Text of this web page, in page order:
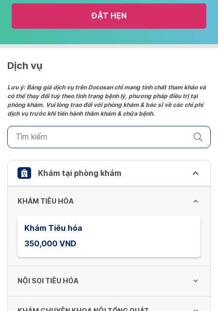
the
and
date.
the
question
mark
to
keyboard
shortcuts
changing
ĐẶT HẸN
Dịch vụ
Lưu ý: Bảng giá dịch vụ trên Docosan chỉ mang tính chất tham khảo và
có thể thay đổi tuỳ theo tình trạng bệnh lý, phương pháp điều trị tại
phòng khám. Vui lòng trao đổi với phòng khám & bác sĩ về các chi phí
dịch vụ trước khi tiến hành thăm khám & chữa bệnh.
Khám tại phòng khám
KHÁM TIÊU HÓA
Khám Tiêu hóa
350,000 VND
NỘI SOI TIÊU HÓA